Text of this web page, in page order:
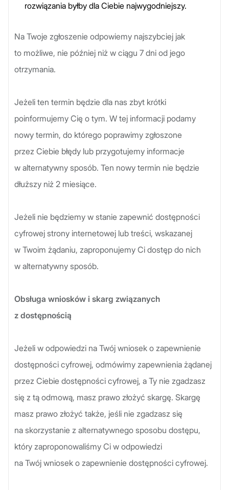
rozwiązania byłby dla Ciebie najwygodniejszy.
Na Twoje zgłoszenie odpowiemy najszybciej jak
to możliwe, nie później niż w ciągu 7 dni od jego
otrzymania.
Jeżeli ten termin będzie dla nas zbyt krótki
poinformujemy Cię o tym. W tej informacji podamy
nowy termin, do którego poprawimy zgłoszone
przez Ciebie błędy lub przygotujemy informacje
w alternatywny sposób. Ten nowy termin nie będzie
dłuższy niż 2 miesiące.
Jeżeli nie będziemy w stanie zapewnić dostępności
cyfrowej strony internetowej lub treści, wskazanej
w Twoim żądaniu, zaproponujemy Ci dostęp do nich
w alternatywny sposób.
Obsługa wniosków i skarg związanych
z dostępnością
Jeżeli w odpowiedzi na Twój wniosek o zapewnienie
dostępności cyfrowej, odmówimy zapewnienia żądanej
przez Ciebie dostępności cyfrowej, a Ty nie zgadzasz
się z tą odmową, masz prawo złożyć skargę. Skargę
masz prawo złożyć także, jeśli nie zgadzasz się
na skorzystanie z alternatywnego sposobu dostępu,
który zaproponowaliśmy Ci w odpowiedzi
na Twój wniosek o zapewnienie dostępności cyfrowej.